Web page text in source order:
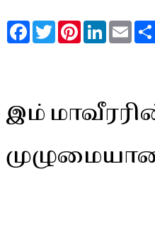
FacebookTwitterPinterestLinkedIn
இம்